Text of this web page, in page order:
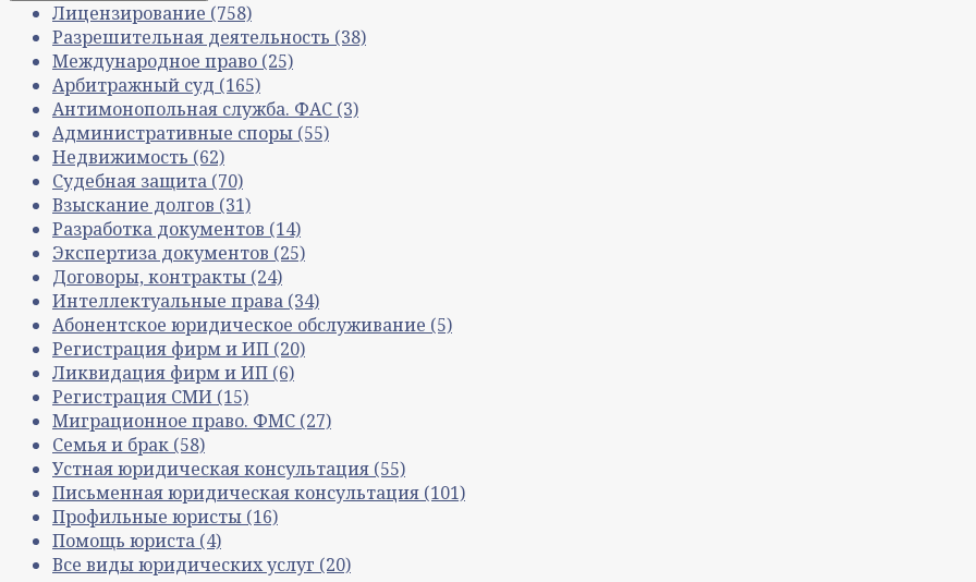
Лицензирование (758)
Разрешительная деятельность (38)
Международное право (25)
Арбитражный суд (165)
Антимонопольная служба. ФАС (3)
Административные споры (55)
Недвижимость (62)
Судебная защита (70)
Взыскание долгов (31)
Разработка документов (14)
Экспертиза документов (25)
Договоры, контракты (24)
Интеллектуальные права (34)
Абонентское юридическое обслуживание (5)
Регистрация фирм и ИП (20)
Ликвидация фирм и ИП (6)
Регистрация СМИ (15)
Миграционное право. ФМС (27)
Семья и брак (58)
Устная юридическая консультация (55)
Письменная юридическая консультация (101)
Профильные юристы (16)
Помощь юриста (4)
Все виды юридических услуг (20)